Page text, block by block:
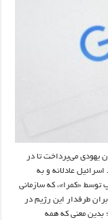
یهودی می‌پرداخت تا در
عادلانه و به
«کمرا»، که سازمانی
طرفدار این رژیم در
بدین معنی که همه